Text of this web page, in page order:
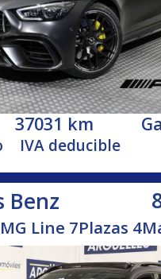
37031 km
IVA deducible
Benz
Line 7Plazas